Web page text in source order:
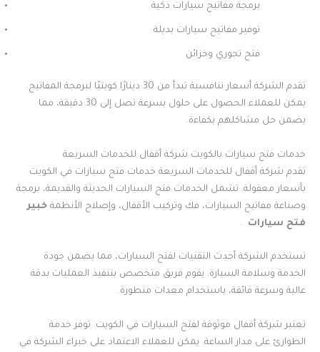
برمجة مفاتيح سيارات ذكية
توفير مفاتيح سيارات بديلة
فتح تجوري وخزائن
تقدم الشركة أسعار تنافسية تبدأ من 30 دينارًا كويتيًا لبرمجة المفاتيح.
يمكن للعملاء الحصول على حلول بسرعة تصل إلى 30 دقيقة، مما
يضمن حل مشاكلهم بكفاءة.
خدمات فتح سيارات بالكويت شركة أقفال للخدمات السريعة
تقدم شركة أقفال للخدمات السريعة خدمات فتح سيارات في الكويت
بأسعار معقولة. تشمل الخدمات فتح السيارات الحديثة والقديمة، برمجة
وصناعة مفاتيح السيارات، فك وتركيب الأقفال، وإصلاح الأنظمة خبير
فتح سيارات .
تستخدم الشركة أحدث التقنيات لفتح السيارات، مما يضمن جودة
الخدمة وسلامة السيارة. يقوم فريق متخصص بتنفيذ العمليات بدقة
عالية وسرعة فائقة، باستخدام معدات متطورة.
تعتبر شركة أقفال موثوقة لفتح السيارات في الكويت. توفر خدمة
الطوارئ على مدار الساعة. يمكن للعملاء الاعتماد على خبراء الشركة في